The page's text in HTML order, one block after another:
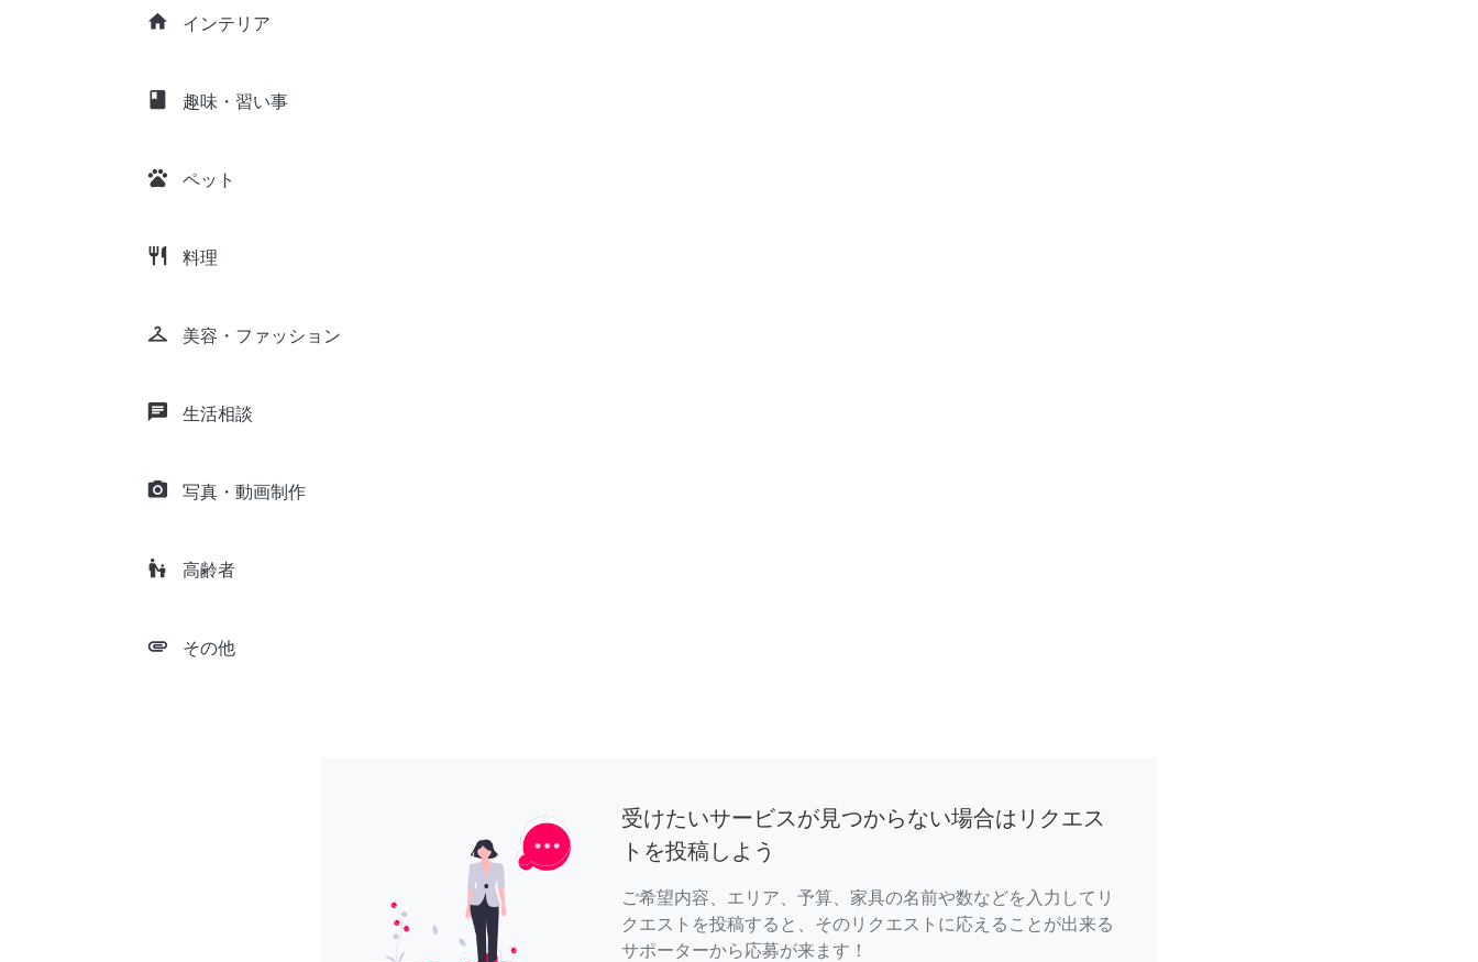
home インテリア
class 趣味・習い事
pets ペット
restaurant 料理
checkroom 美容・ファッション
chat 生活相談
camera_alt 写真・動画制作
escalator_warning 高齢者
attachment その他
受けたいサービスが見つからない場合はリクエス
トを投稿しよう
ご希望内容、エリア、予算、家具の名前や数などを入力してリ
クエストを投稿すると、そのリクエストに応えることが出来る
サポーターから応募が来ます！